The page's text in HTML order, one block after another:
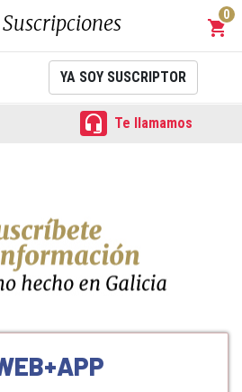
Suscripciones shopping_cart
0
YA SOY SUSCRIPTOR
 Te llamamos